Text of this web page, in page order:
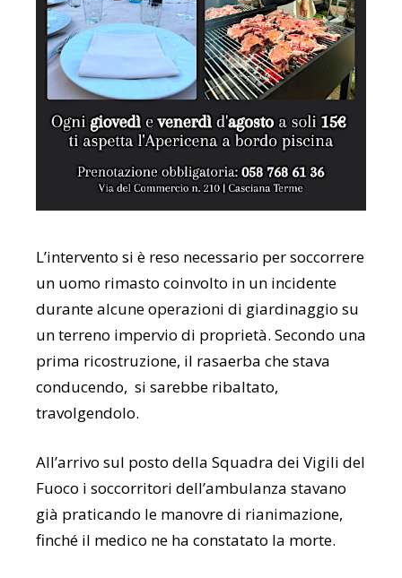
L’intervento si è reso necessario per soccorrere
un uomo rimasto coinvolto in un incidente
durante alcune operazioni di giardinaggio su
un terreno impervio di proprietà. Secondo una
prima ricostruzione, il rasaerba che stava
conducendo, si sarebbe ribaltato,
travolgendolo.
All’arrivo sul posto della Squadra dei Vigili del
Fuoco i soccorritori dell’ambulanza stavano
già praticando le manovre di rianimazione,
finché il medico ne ha constatato la morte.